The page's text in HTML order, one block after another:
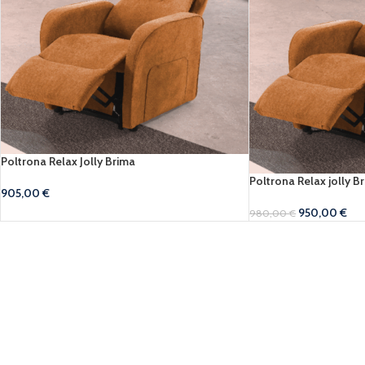
Poltrona Relax Jolly Brima
905,00€
Poltrona Relax jolly
980,00€ 950,00€